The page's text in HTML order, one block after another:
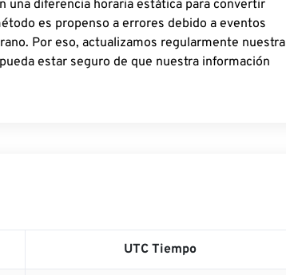
una diferencia horaria estática para convertir
es propenso a errores debido a eventos
Por eso, actualizamos regularmente nuestra
estar seguro de que nuestra información
UTC Tiempo